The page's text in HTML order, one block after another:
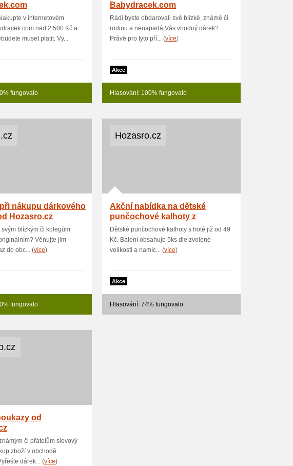
v internetovém
nad 2 500 Kč a
muset platit. Vy...
fungovalo
Babydracek.com
Rádi byste obdarovali své blízké, známé či
rodinu a nenapadá Vás vhodný dárek?
Právě pro tyto pří... (více)
Akce
Hlasování: 100% fungovalo
nákupu dárkového
Hozasro.cz
blízkým či kolegům
Věnujte jim
do obc... (více)
fungovalo
Hozasro.cz
Akční nabídka na dětské
punčochové kalhoty z
Hozasro.cz
Dětské punčochové kalhoty s froté již od 49
Kč. Balení obsahuje 5ks dle zvolené
velikosti a namíc... (více)
Akce
Hlasování: 74% fungovalo
od
či přátelům slevový
zboží v obchodě
dárek... (více)